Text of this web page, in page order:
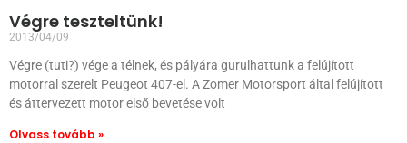
Végre teszteltünk!
2013/04/09
Végre (tuti?) vége a télnek, és pályára gurulhattunk a felújított
motorral szerelt Peugeot 407-el. A Zomer Motorsport által felújított
és áttervezett motor első bevetése volt
Olvass tovább »